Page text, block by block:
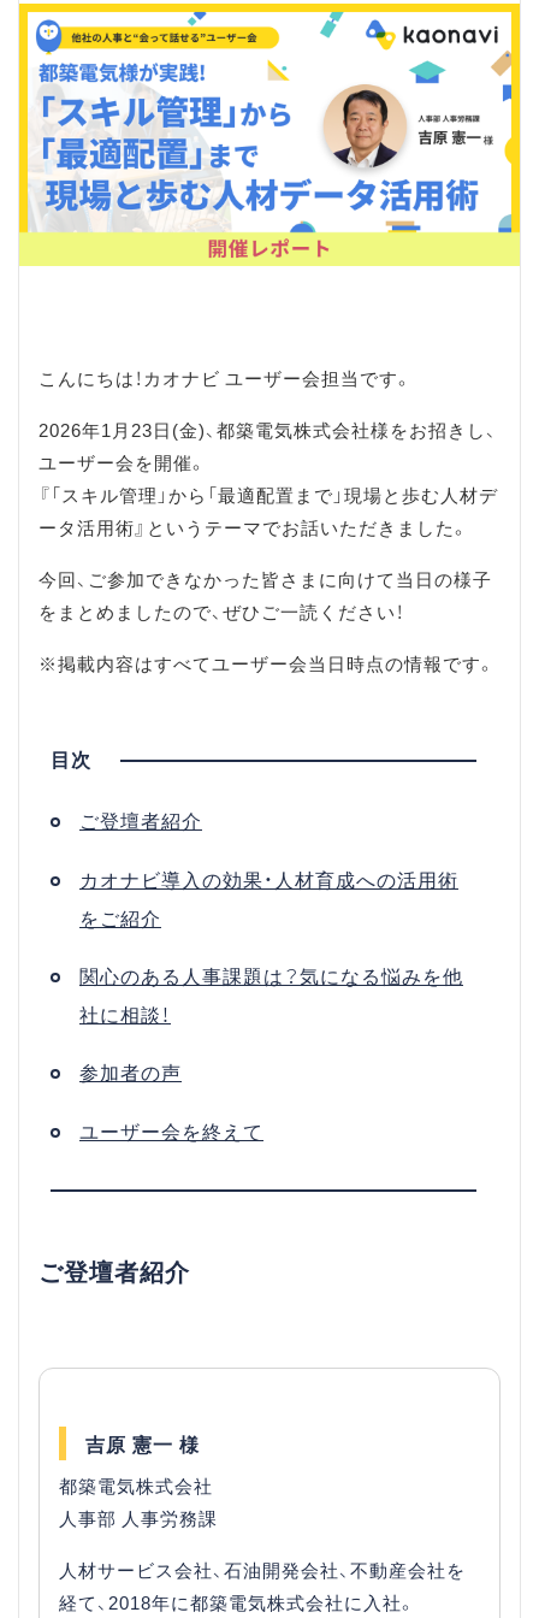
こんにちは！カオナビ ユーザー会担当です。
2026年1月23日(金)、都築電気株式会社様をお招きし、
ユーザー会を開催。
『「スキル管理」から「最適配置まで」現場と歩む人材デ
ータ活用術』というテーマでお話いただきました。
今回、ご参加できなかった皆さまに向けて当日の様子
をまとめましたので、ぜひご一読ください！
※掲載内容はすべてユーザー会当日時点の情報です。
ご登壇者紹介
カオナビ導入の効果・人材育成への活用術
をご紹介
関心のある人事課題は？気になる悩みを他
社に相談！
参加者の声
ユーザー会を終えて
ご登壇者紹介
吉原 憲一 様
都築電気株式会社
人事部 人事労務課
人材サービス会社、石油開発会社、不動産会社を
経て、2018年に都築電気株式会社に入社。